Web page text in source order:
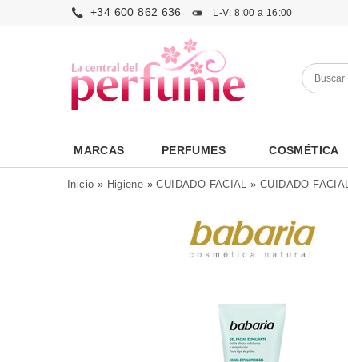
+34 600 862 636 L-V: 8:00 a 16:00
MARCAS PERFUMES COSMÉTICA
Inicio » Higiene »CUIDADO FACIAL »CUIDADO